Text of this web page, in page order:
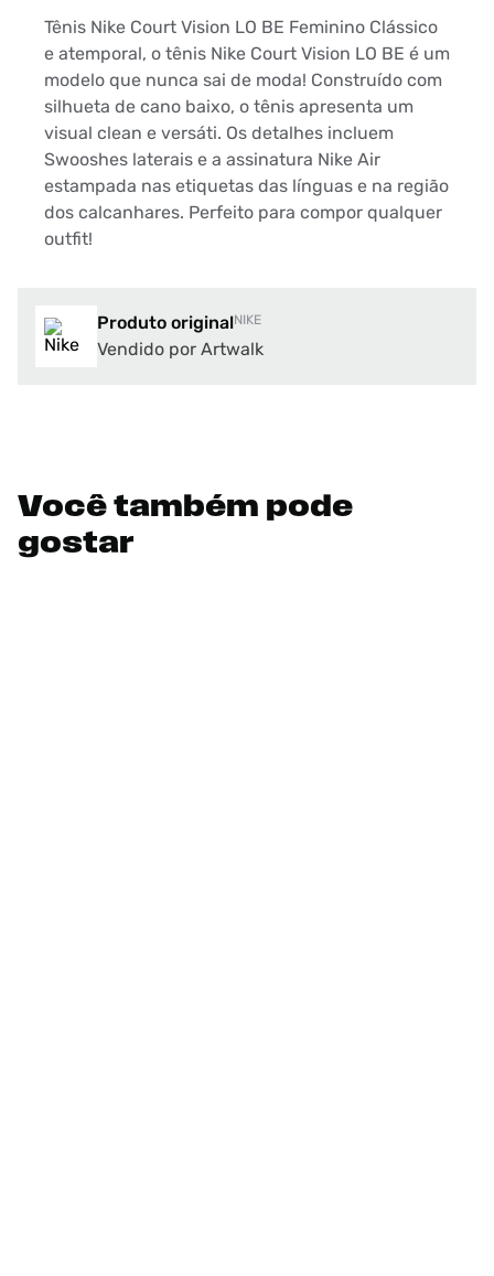
Tênis Nike Court Vision LO BE Feminino Clássico
e atemporal, o tênis Nike Court Vision LO BE é um
modelo que nunca sai de moda! Construído com
silhueta de cano baixo, o tênis apresenta um
visual clean e versáti. Os detalhes incluem
Swooshes laterais e a assinatura Nike Air
estampada nas etiquetas das línguas e na região
dos calcanhares. Perfeito para compor qualquer
outfit!
Produto originalNIKE
Vendido por Artwalk
Você também pode
gostar